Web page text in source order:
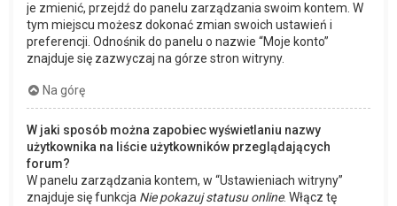
je zmienić, przejdź do panelu zarządzania swoim kontem. W
tym miejscu możesz dokonać zmian swoich ustawień i
preferencji. Odnośnik do panelu o nazwie “Moje konto”
znajduje się zazwyczaj na górze stron witryny.
Na górę
W jaki sposób można zapobiec wyświetlaniu nazwy
użytkownika na liście użytkowników przeglądających
forum?
W panelu zarządzania kontem, w “Ustawieniach witryny”
znajduje się funkcja Nie pokazuj statusu online. Włącz tę